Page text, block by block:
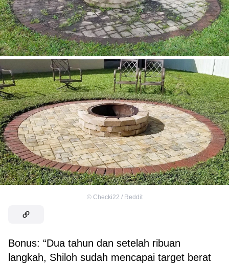
© Checki22 / Reddit
Bonus: “Dua tahun dan setelah ribuan
langkah, Shiloh sudah mencapai target berat